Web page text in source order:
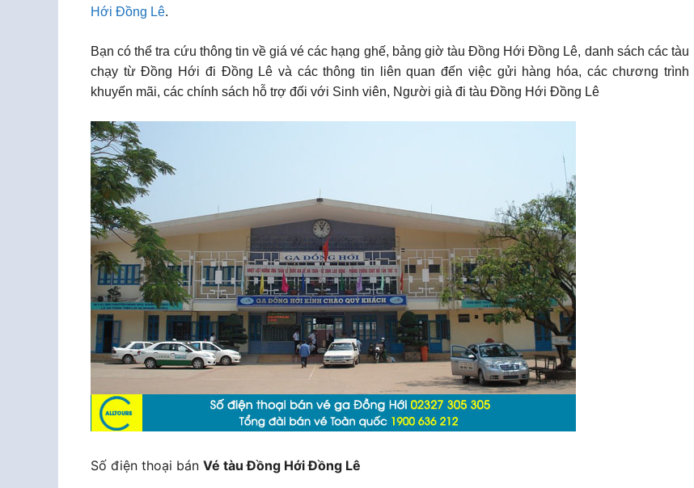
Hới Đồng Lê.
Bạn có thể tra cứu thông tin về giá vé các hạng ghế, bảng giờ tàu Đồng Hới Đồng Lê, danh sách các tàu
chạy từ Đồng Hới đi Đồng Lê và các thông tin liên quan đến việc gửi hàng hóa, các chương trình
khuyến mãi, các chính sách hỗ trợ đối với Sinh viên, Người già đi tàu Đồng Hới Đồng Lê
Số điện thoại bán Vé tàu Đồng Hới Đồng Lê